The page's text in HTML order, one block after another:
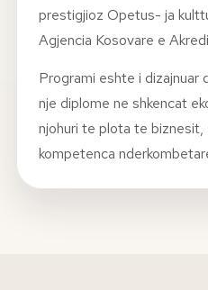
prestigjioz Opetus- ja
Agjencia Kosovare e
Programi eshte i dizajnuar
nje diplome ne shkencat
njohuri te plota te
kompetenca